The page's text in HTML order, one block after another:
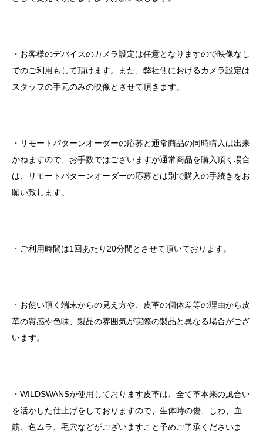
・お客様のデバイスのカメラ設定は任意となりますので映像なし
でのご利用もして頂けます。また、弊社側におけるカメラ設定は
スタッフの手元のみの映像とさせて頂きます。
・リモートパターンオーダーの応募と通常商品の同時購入は出来
かねますので、お手数ではございますが通常商品を購入頂く場合
は、リモートパターンオーダーの応募とは別で購入の手続きをお
願い致します。
・ご利用時間は1 回あたり 20分間とさせて頂いております。
・お使い頂く端末からの見え方や、皮革の個体差等の理由から皮
革の質感や色味、製品の雰囲気が実際の製品と異なる場合がござ
います。
・ WILDSWANSが使用しております皮革は、全て革本来の風合い
を活かした仕上げをしておりますので、生体時の傷、しわ、血
筋、色ムラ、毛穴などがございますこと予めご了承くださいま